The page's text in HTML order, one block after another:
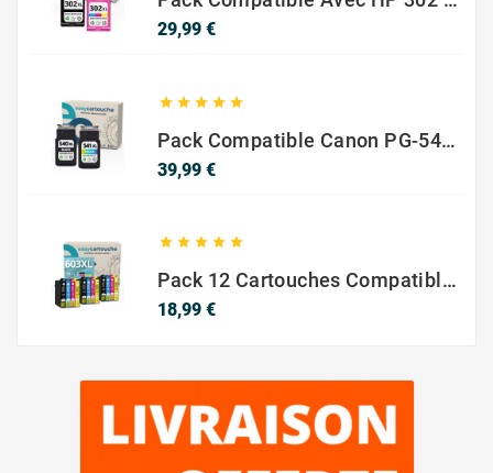
29,99 €Prix
    
Pack Compatible Canon PG-540 XL / CL-541 XL – Noir & Couleur – Haute Capacité
39,99 €Prix
    
Pack 12 Cartouches Compatible EPSON 603XL
18,99 €Prix